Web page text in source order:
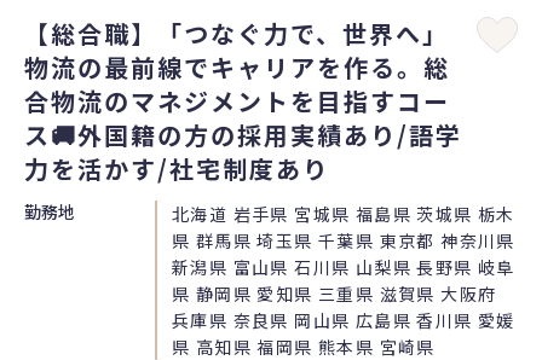
【総合職】「つなぐ力で、世界へ」
物流の最前線でキャリアを作る。総
合物流のマネジメントを目指すコー
ス🚚外国籍の方の採用実績あり/語学
力を活かす/社宅制度あり
勤務地
北海道 岩手県 宮城県 福島県 茨城県 栃木
県 群馬県 埼玉県 千葉県 東京都 神奈川県
新潟県 富山県 石川県 山梨県 長野県 岐阜
県 静岡県 愛知県 三重県 滋賀県 大阪府
兵庫県 奈良県 岡山県 広島県 香川県 愛媛
県 高知県 福岡県 熊本県 宮崎県